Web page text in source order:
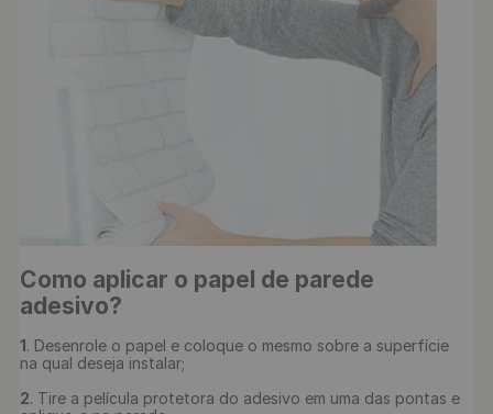
Como aplicar o papel de parede
adesivo?
1. Desenrole o papel e coloque o mesmo sobre a superfície
na qual deseja instalar;
2. Tire a película protetora do adesivo em uma das pontas e